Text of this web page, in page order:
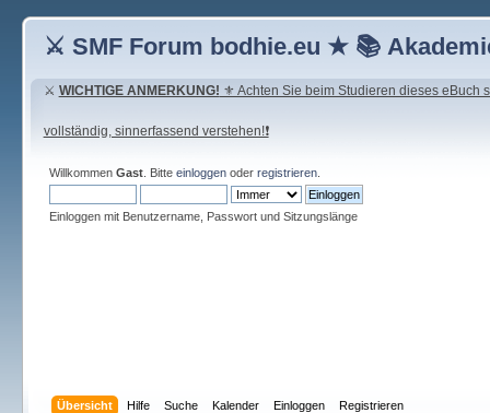
⚔ SMF Forum bodhie.eu ★ 📚
⚔ WICHTIGE ANMERKUNG! ⚜ Achten Sie beim Studieren dieses eBuch
vollständig, sinnerfassend verstehen!❗
Willkommen Gast. Bitte einloggenoder registrieren.
Einloggen mit Benutzername, Passwort und Sitzungslänge
Übersicht Hilfe Suche Kalender Einloggen Registrieren